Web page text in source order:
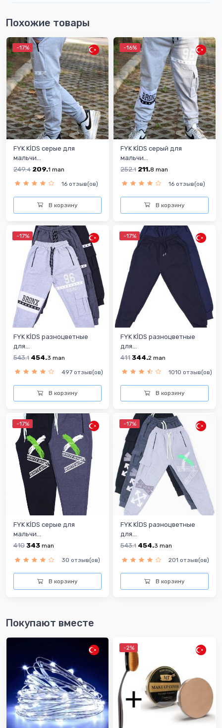
Похожие товары
-17%
FYK KİDS серые для
мальчи...
249.4 209.1 man
16 отзыв(ов)
В корзину
-16%
FYK KİDS серый для
мальчи...
252.1 211.8 man
16 отзыв(ов)
В корзину
-17%
FYK KİDS разноцветные
для...
543.1 454.3 man
497 отзыв(ов)
В корзину
-17%
FYK KİDS разноцветные
для...
411344.2 man
1010 отзыв(ов)
В корзину
-17%
FYK KİDS серыe для
мальчи...
410343 man
30 отзыв(ов)
В корзину
-17%
FYK KİDS разноцветные
для...
543.1 454.3 man
201 отзыв(ов)
В корзину
Покупают вместе
-2%